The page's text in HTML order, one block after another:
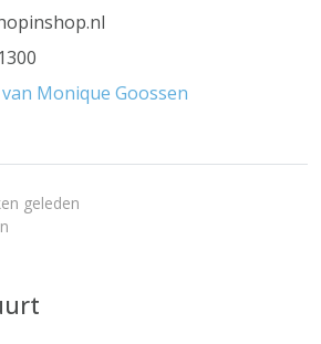
Monique Goossen
geleden